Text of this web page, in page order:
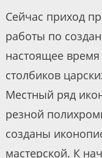
Сейчас приход
работы по
настоящее
столбиков
Местный ряд
резной
созданы
мастерской. К